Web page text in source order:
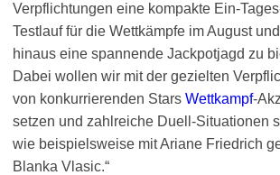
Verpflichtungen eine kompakte Ein-
Testlauf für die Wettkämpfe im August
hinaus eine spannende Jackpotjagd zu
Dabei wollen wir mit der gezielten
von konkurrierenden Stars Wettkampf-
setzen und zahlreiche Duell-Situationen
wie beispielsweise mit Ariane Friedrich
Blanka Vlasic.“